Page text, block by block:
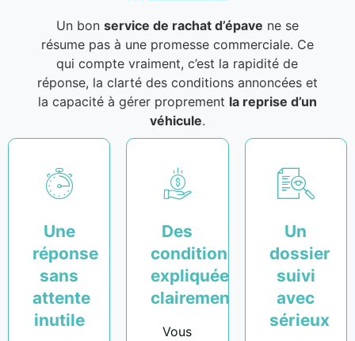
Un bon service de rachat d’épave ne se
résume pas à une promesse commerciale. Ce
qui compte vraiment, c’est la rapidité de
réponse, la clarté des conditions annoncées et
la capacité à gérer proprement la reprise d’un
véhicule.
Une
réponse
sans
attente
inutile
Des
conditions
expliquées
clairement
Vous
Un
dossier
suivi
avec
sérieux